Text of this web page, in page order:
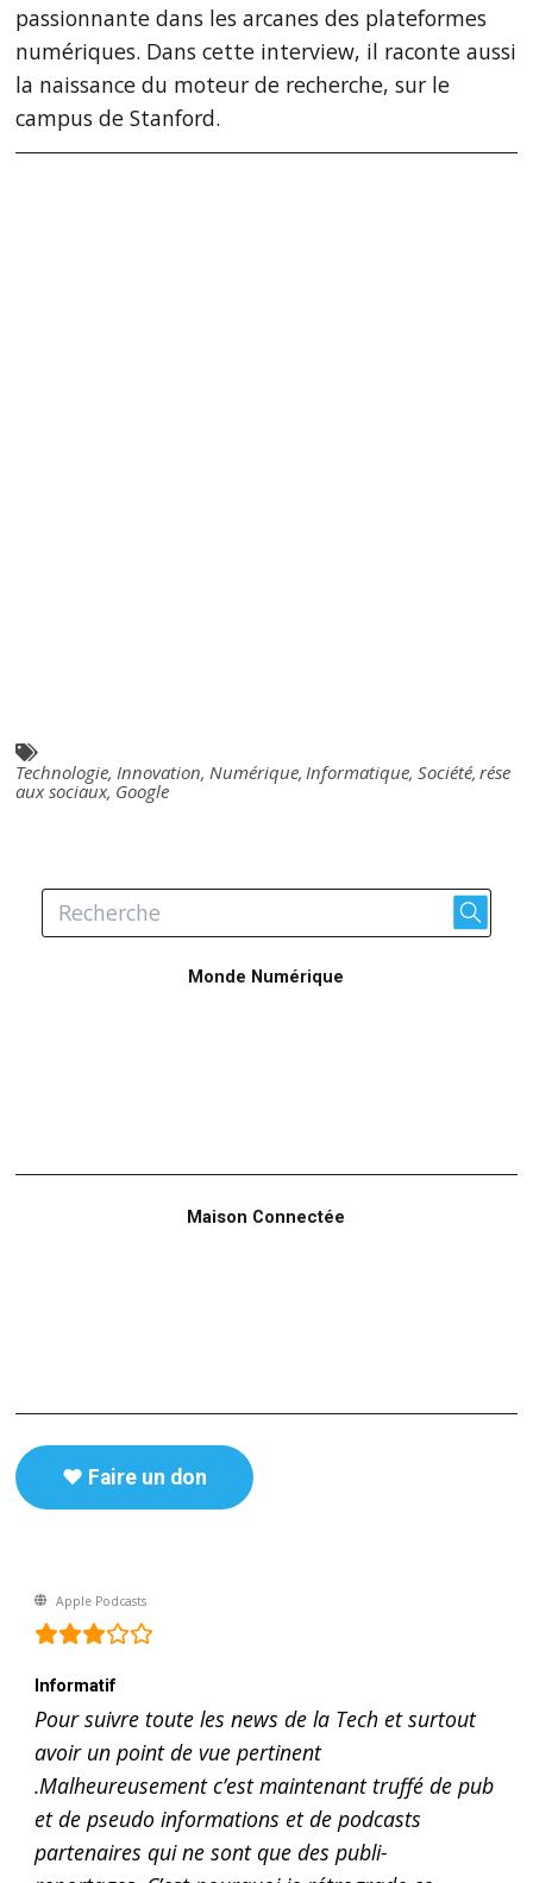
passionnante dans les arcanes des plateformes
numériques. Dans cette interview, il raconte aussi
la naissance du moteur de recherche, sur le
campus de Stanford.
Technologie, Innovation, Numérique, Informatique, Société, rése
aux sociaux, Google
Monde Numérique
Maison Connectée
♥️ Faire un don
Apple Podcasts
Informatif
Pour suivre toute les news de la Tech et surtout
avoir un point de vue pertinent
.Malheureusement c’est maintenant truffé de pub
et de pseudo informations et de podcasts
partenaires qui ne sont que des publi-